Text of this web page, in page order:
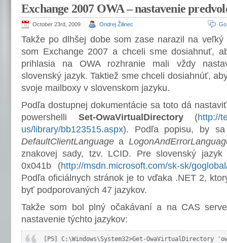
Exchange 2007 OWA – nastavenie
October 23rd, 2009 Ondrej Žilinec
Takže po dlhšej dobe som zase narazil na veľký
som Exchange 2007 a chceli sme dosiahnuť,
prihlasia na OWA rozhranie mali vždy
slovenský jazyk. Taktiež sme chceli dosiahnúť,
svoje mailboxy v slovenskom jazyku.
Podľa dostupnej dokumentácie sa toto dá
powershelli Set-OwaVirtualDirectory(http://
us/library/bb123515.aspx). Podľa popisu, by
DefaultClientLanguage a
znakovej sady, tzv. LCID. Pre slovenský
0x041b (http://msdn.microsoft.com/sk-sk/
Podľa oficiálnych stránok je to vďaka .NET 2,
byť podporovaných 47 jazykov.
Takže som bol plný očakávaní a na CAS
nastavenie týchto jazykov:
[PS] C:\Windows\System32>Get-